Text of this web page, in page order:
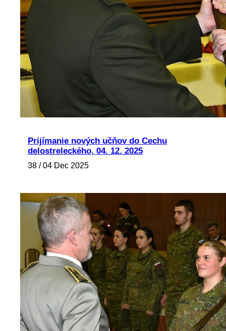
Prijímanie nových učňov do Cechu
delostreleckého, 04. 12. 2025
38 / 04 Dec 2025